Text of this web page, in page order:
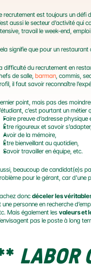
recrutement est toujours un défi
aussi le secteur d’activité qui
travail le week-end,
signifie que pour un restaurant
difficulté du recrutement en
de salle, barman, commis,
il faut savoir reconnaître
point, mais pas des
c’est pourtant un
Faire preuve d’adresse physique
Être rigoureux et savoir s’adapter,
Avoir de la mémoire,
Être bienveillant au quotidien,
Savoir travailler en équipe, etc.
beaucoup de candidat(e)s
pour le gérant, car d’une
donc déceler les
une personne en recherche
Mais également les valeurs et
pas le poste à long
LABOR